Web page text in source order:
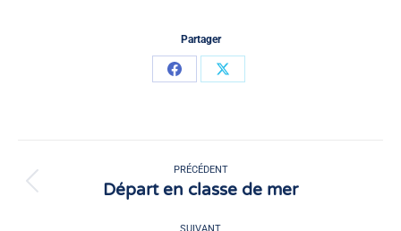
Partager
PartagerPartager
article
PRÉCÉDENT
Article
Départ en classe de mer